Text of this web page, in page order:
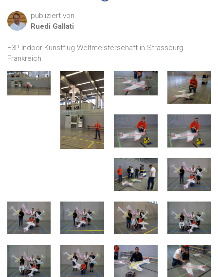
publiziert von
Ruedi Gallati
F3P Indoor-Kunstflug Weltmeisterschaft in Strassburg
Frankreich